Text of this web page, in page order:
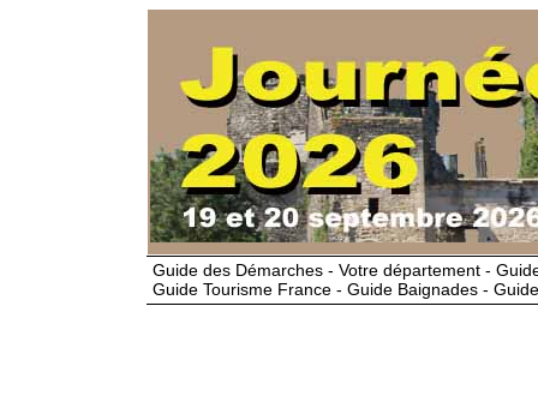
Guide des Démarches - Votre département -
Guide Tourisme France - Guide Baignades -